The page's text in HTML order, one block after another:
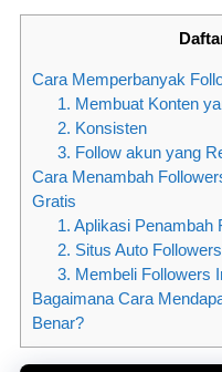
Cara Memperbanyak
1. Membuat Konten
2. Konsisten
3. Follow akun yang
Cara Menambah
Gratis
1. Aplikasi Penambah
2. Situs Auto
3. Membeli Followers
Bagaimana Cara
Benar?